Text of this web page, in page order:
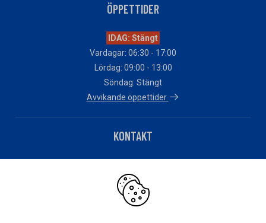
ÖPPETTIDER
IDAG: Stängt
Vardagar: 06:30 - 17:00
Lördag: 09:00 - 13:00
Söndag: Stängt
Avvikande öppettider
KONTAKT
Har du fakturafrågor?
Klicka här